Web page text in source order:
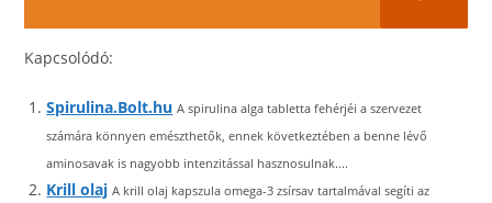
Kapcsolódó:
Spirulina.Bolt.hu A spirulina alga tabletta fehérjéi a szervezet
számára könnyen emészthetők, ennek következtében a benne lévő
aminosavak is nagyobb intenzitással hasznosulnak....
Krill olaj A krill olaj kapszula omega-3 zsírsav tartalmával segíti az